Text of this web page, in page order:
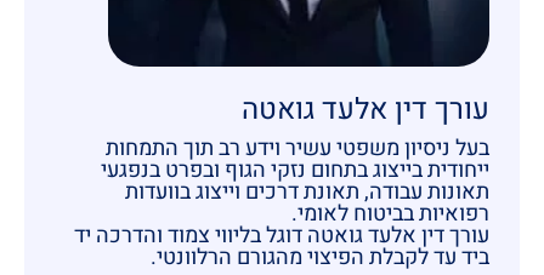
עורך דין אלעד גואטה
בעל ניסיון משפטי עשיר וידע רב תוך התמחות
ייחודית בייצוג בתחום נזקי הגוף ובפרט בנפגעי
תאונות עבודה, תאונת דרכים וייצוג בוועדות
רפואיות בביטוח לאומי.
עורך דין אלעד גואטה דוגל בליווי צמוד והדרכה יד
ביד עד לקבלת הפיצוי מהגורם הרלוונטי.